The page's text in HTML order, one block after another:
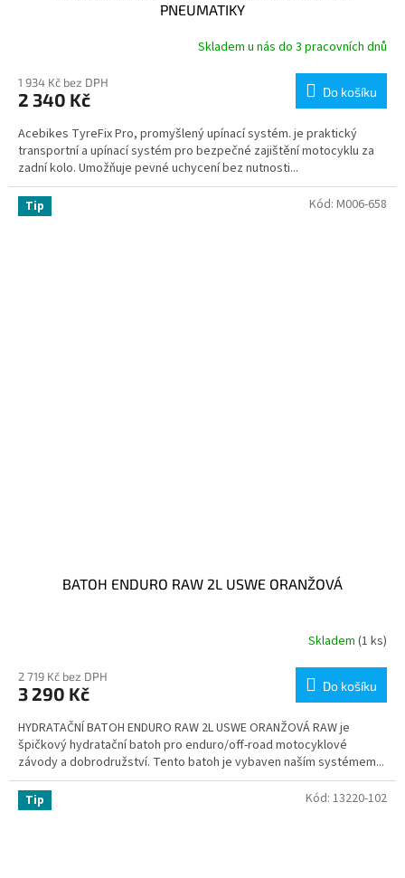
PNEUMATIKY
Skladem u nás do 3 pracovních dnů
1 934 Kč bez DPH
2 340 Kč Do košíku
Acebikes TyreFix Pro, promyšlený upínací systém. je praktický
transportní a upínací systém pro bezpečné zajištění motocyklu za
zadní kolo. Umožňuje pevné uchycení bez nutnosti...
Tip
BATOH ENDURO RAW 2L USWE ORANŽOVÁ
Skladem (1 ks)
2 719 Kč bez DPH
3 290 Kč Do košíku
HYDRATAČNÍ BATOH ENDURO RAW 2L USWE ORANŽOVÁ RAW je
špičkový hydratační batoh pro enduro/off-road motocyklové
závody a dobrodružství. Tento batoh je vybaven naším systémem...
Kód: M006-658
Tip Kód: 13220-102